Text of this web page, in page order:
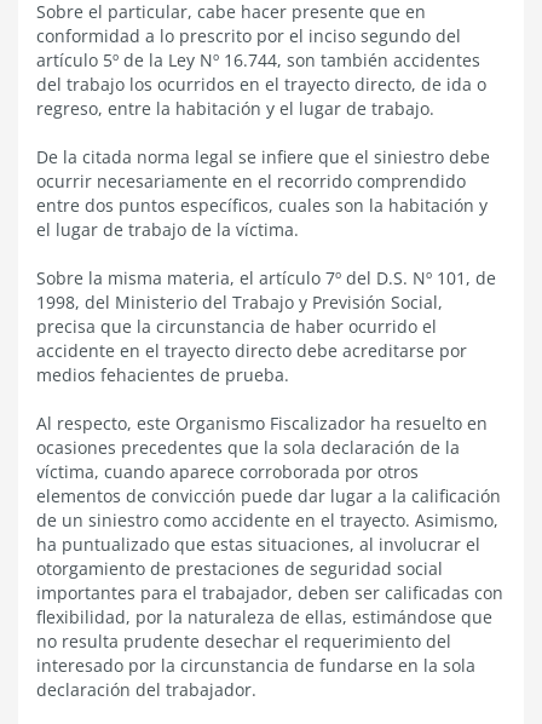
Sobre el particular, cabe hacer presente que en
conformidad a lo prescrito por el inciso segundo del
artículo 5º de la Ley Nº 16.744, son también accidentes
del trabajo los ocurridos en el trayecto directo, de ida o
regreso, entre la habitación y el lugar de trabajo.
De la citada norma legal se infiere que el siniestro debe
ocurrir necesariamente en el recorrido comprendido
entre dos puntos específicos, cuales son la habitación y
el lugar de trabajo de la víctima.
Sobre la misma materia, el artículo 7º del D.S. Nº 101, de
1998, del Ministerio del Trabajo y Previsión Social,
precisa que la circunstancia de haber ocurrido el
accidente en el trayecto directo debe acreditarse por
medios fehacientes de prueba.
Al respecto, este Organismo Fiscalizador ha resuelto en
ocasiones precedentes que la sola declaración de la
víctima, cuando aparece corroborada por otros
elementos de convicción puede dar lugar a la calificación
de un siniestro como accidente en el trayecto. Asimismo,
ha puntualizado que estas situaciones, al involucrar el
otorgamiento de prestaciones de seguridad social
importantes para el trabajador, deben ser calificadas con
flexibilidad, por la naturaleza de ellas, estimándose que
no resulta prudente desechar el requerimiento del
interesado por la circunstancia de fundarse en la sola
declaración del trabajador.